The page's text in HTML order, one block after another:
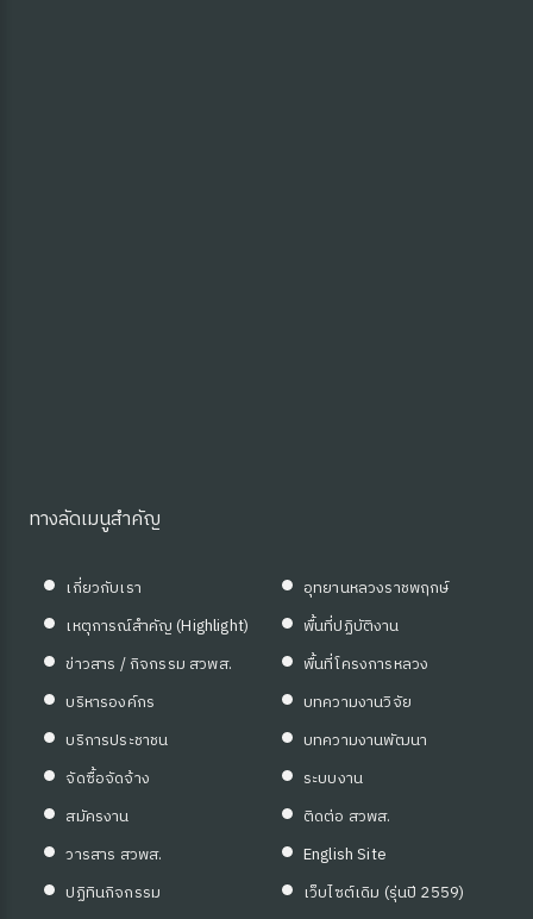
ทางลัดเมนูสำคัญ
เกี่ยวกับเรา
เหตุการณ์สำคัญ (Highlight)
ข่าวสาร / กิจกรรม สวพส.
บริหารองค์กร
บริการประชาชน
จัดซื้อจัดจ้าง
สมัครงาน
วารสาร สวพส.
ปฏิทินกิจกรรม
อุทยานหลวงราชพฤกษ์
พื้นที่ปฏิบัติงาน
พื้นที่โครงการหลวง
บทความงานวิจัย
บทความงานพัฒนา
ระบบงาน
ติดต่อ สวพส.
English Site
เว็บไซต์เดิม (รุ่นปี 2559)